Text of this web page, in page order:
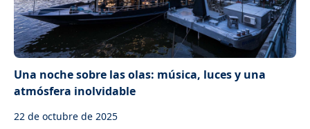
Una noche sobre las olas: música, luces y una
atmósfera inolvidable
22 de octubre de 2025